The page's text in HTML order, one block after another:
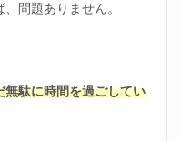
問題ありません。
無駄に時間を過ごしてい